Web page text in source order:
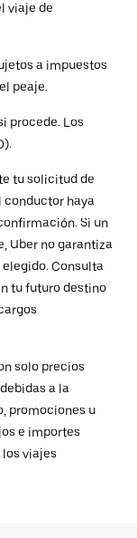
viaje de
a impuestos
peaje.
procede. Los
tu solicitud de
conductor haya
Si un
Uber no garantiza
elegido. Consulta
tu futuro destino
solo precios
a la
promociones u
e importes
viajes